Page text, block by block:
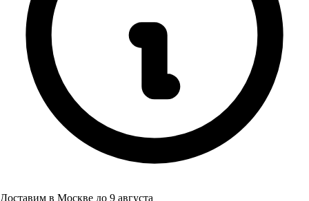
Доставим в Москве до 9 августа